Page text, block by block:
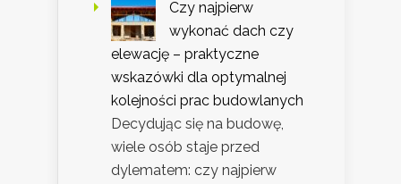
Czy najpierw
wykonać dach czy
elewację – praktyczne
wskazówki dla optymalnej
kolejności prac budowlanych
Decydując się na budowę,
wiele osób staje przed
dylematem: czy najpierw